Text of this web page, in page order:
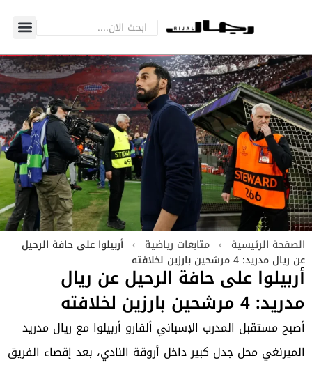
الصفحة الرئيسية › متابعات رياضية › أربيلوا على حافة الرحيل
عن ريال مدريد: 4 مرشحين بارزين لخلافته
أربيلوا على حافة الرحيل عن ريال
مدريد: 4 مرشحين بارزين لخلافته
أصبح مستقبل المدرب الإسباني ألفارو أربيلوا مع ريال مدريد
الميرنغي محل جدل كبير داخل أروقة النادي، بعد إقصاء الفريق